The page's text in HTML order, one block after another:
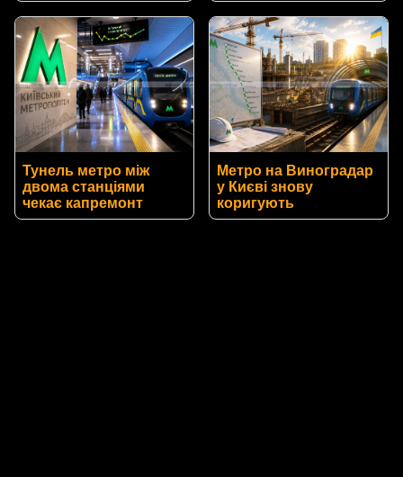
Тунель метро між
двома станціями
чекає капремонт
Метро на Виноградар
у Києві знову
коригують